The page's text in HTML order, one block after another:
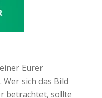
Eurer
sich das Bild
betrachtet, sollte